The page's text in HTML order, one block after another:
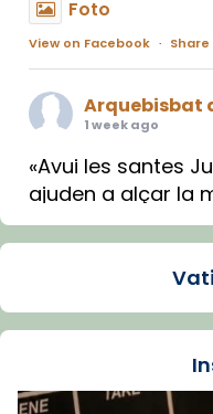
Foto
View on Facebook · Share
Arquebisbat
1 week ago
«Avui les santes
ajuden a alçar la
Mons. Sergi
Santes de Mataró.
🔗tinyurl.com/
Foto